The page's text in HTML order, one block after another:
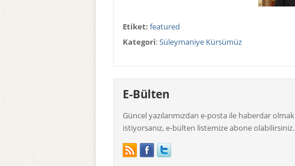
Etiket: featured
Kategori:Süleymaniye Kürsümüz
E-Bülten
Güncel yazılarımızdan e-posta ile haberdar olmak
istiyorsanız, e-bülten listemize abone olabilirsiniz.